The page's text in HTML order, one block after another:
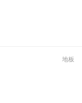
地板